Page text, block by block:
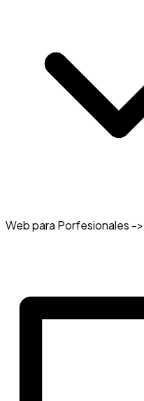
Web para Porfesionales -